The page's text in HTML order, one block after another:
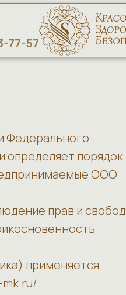
77-57
Федерального
определяет порядок
ООО
прав и свобод
применяется
.